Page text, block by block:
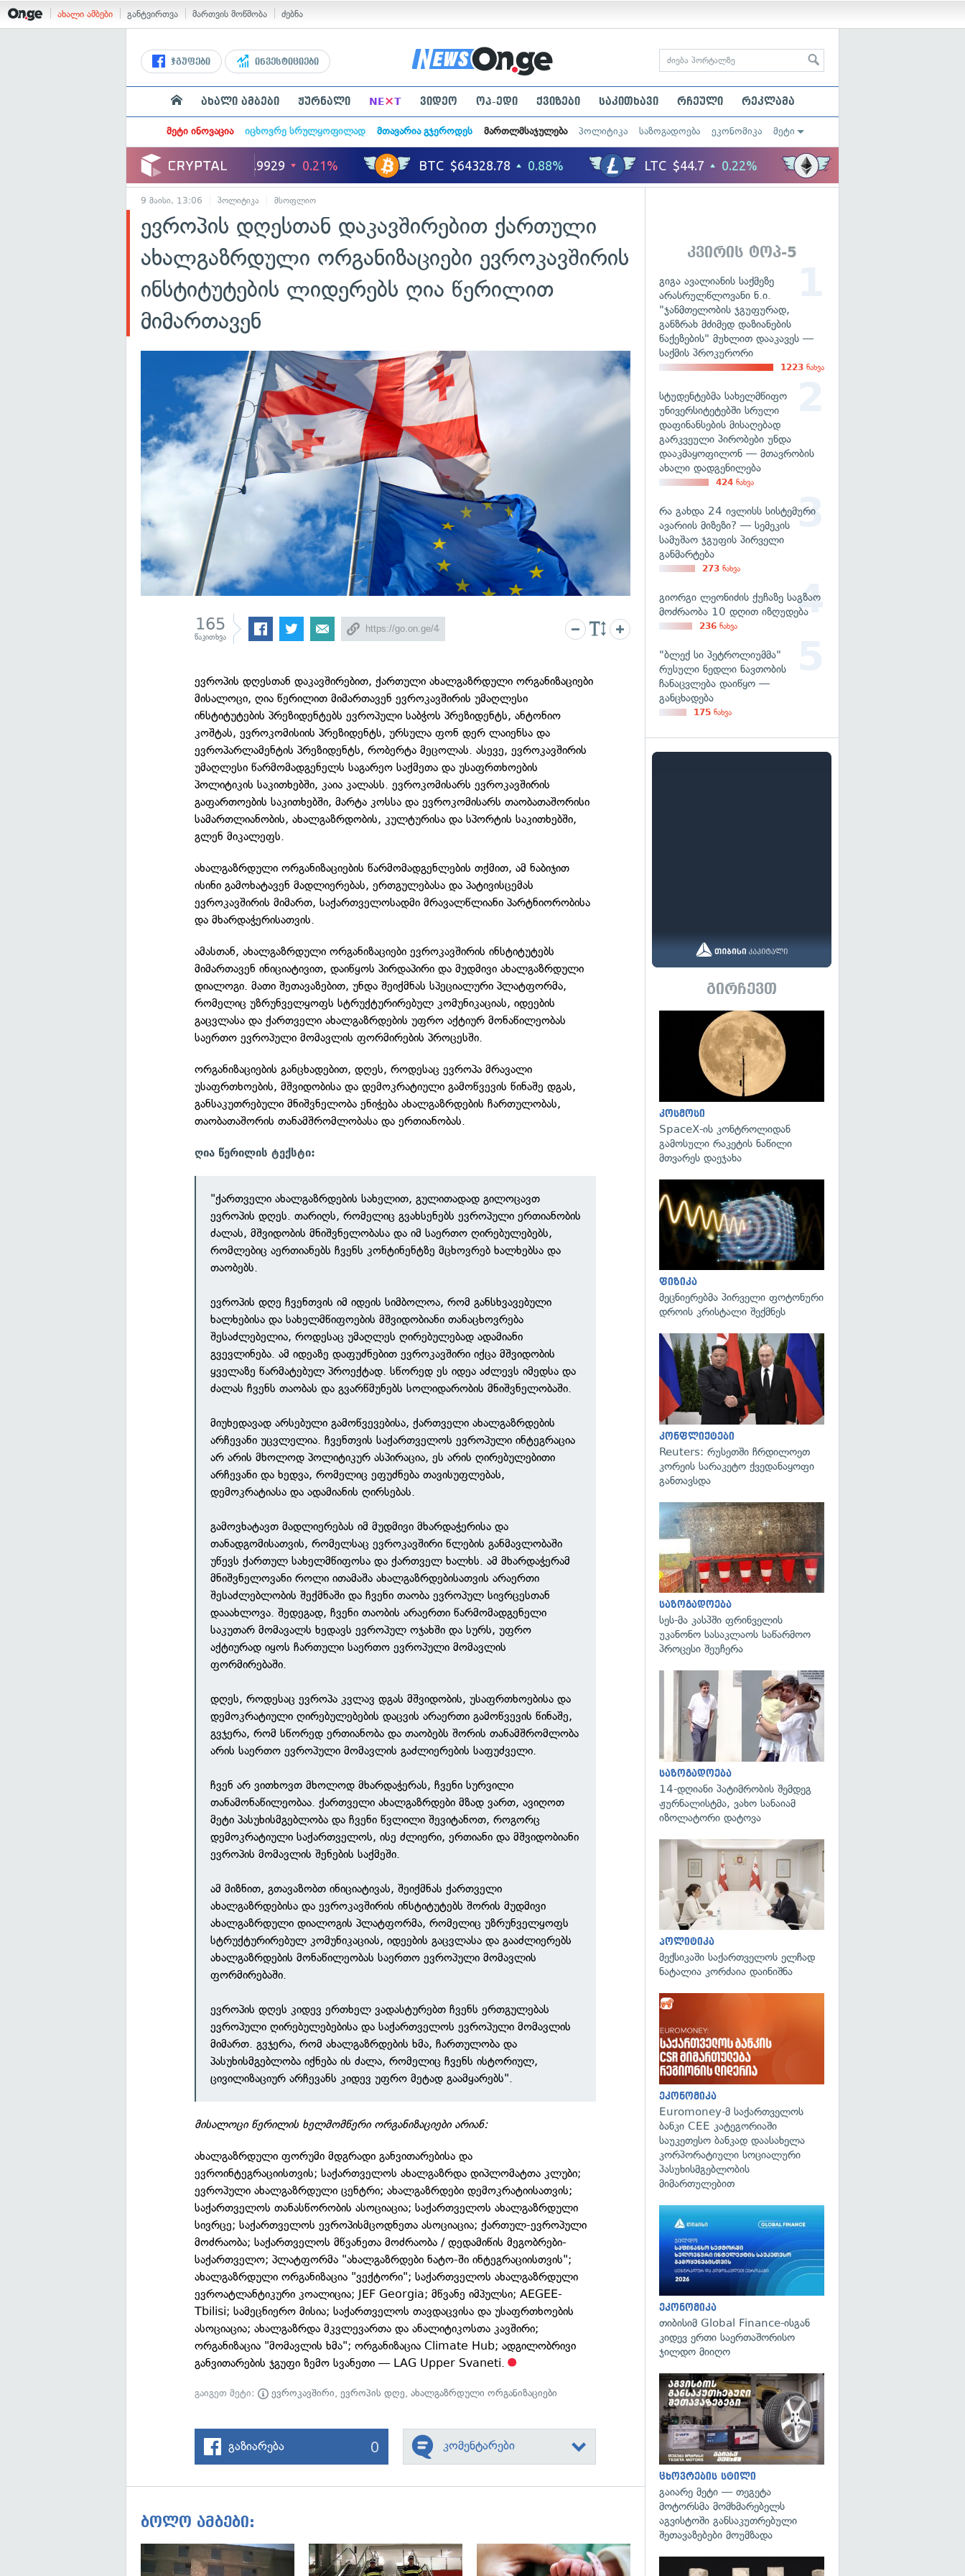
ახალი ამბები განტვირთვა მართვის მოწმობა ძებნა
ჯგუფები ინვესტიციები
ახალი ამბები ჟურნალი NE×T ვიდეო ოპ-ედი ქვიზები საკითხავი რჩეული რეკლამა
მეტი ინოვაცია იცხოვრე სრულყოფილად მთავარია გჯეროდეს მართლმსაჯულება პოლიტიკა საზოგადოება ეკონომიკა მეტი
9 მაისი, 13:06 პოლიტიკა მსოფლიო
ევროპის დღესთან დაკავშირებით ქართული
ახალგაზრდული ორგანიზაციები ევროკავშირის
ინსტიტუტების ლიდერებს ღია წერილით
მიმართავენ
165
წაკითხვა
ევროპის დღესთან დაკავშირებით, ქართული ახალგაზრდული ორგანიზაციები
მისალოცი, ღია წერილით მიმართავენ ევროკავშირის უმაღლესი
ინსტიტუტების პრეზიდენტებს ევროპული საბჭოს პრეზიდენტს, ანტონიო
კოშტას, ევროკომისიის პრეზიდენტს, ურსულა ფონ დერ ლაიენსა და
ევროპარლამენტის პრეზიდენტს, რობერტა მეცოლას. ასევე, ევროკავშირის
უმაღლესი წარმომადგენელს საგარეო საქმეთა და უსაფრთხოების
პოლიტიკის საკითხებში, კაია კალასს. ევროკომისარს ევროკავშირის
გაფართოების საკითხებში, მარტა კოსსა და ევროკომისარს თაობათაშორისი
სამართლიანობის, ახალგაზრდობის, კულტურისა და სპორტის საკითხებში,
გლენ მიკალეფს.
ახალგაზრდული ორგანიზაციების წარმომადგენლების თქმით, ამ ნაბიჯით
ისინი გამოხატავენ მადლიერებას, ერთგულებასა და პატივისცემას
ევროკავშირის მიმართ, საქართველოსადმი მრავალწლიანი პარტნიორობისა
და მხარდაჭერისათვის.
ამასთან, ახალგაზრდული ორგანიზაციები ევროკავშირის ინსტიტუტებს
მიმართავენ ინიციატივით, დაიწყოს პირდაპირი და მუდმივი ახალგაზრდული
დიალოგი. მათი შეთავაზებით, უნდა შეიქმნას სპეციალური პლატფორმა,
რომელიც უზრუნველყოფს სტრუქტურირებულ კომუნიკაციას, იდეების
გაცვლასა და ქართველი ახალგაზრდების უფრო აქტიურ მონაწილეობას
საერთო ევროპული მომავლის ფორმირების პროცესში.
ორგანიზაციების განცხადებით, დღეს, როდესაც ევროპა მრავალი
უსაფრთხოების, მშვიდობისა და დემოკრატიული გამოწვევის წინაშე დგას,
განსაკუთრებული მნიშვნელობა ენიჭება ახალგაზრდების ჩართულობას,
თაობათაშორის თანამშრომლობასა და ერთიანობას.
ღია წერილის ტექსტი:
"ქართველი ახალგაზრდების სახელით, გულითადად გილოცავთ
ევროპის დღეს. თარიღს, რომელიც გვახსენებს ევროპული ერთიანობის
ძალას, მშვიდობის მნიშვნელობასა და იმ საერთო ღირებულებებს,
რომლებიც აერთიანებს ჩვენს კონტინენტზე მცხოვრებ ხალხებსა და
თაობებს.
ევროპის დღე ჩვენთვის იმ იდეის სიმბოლოა, რომ განსხვავებული
ხალხებისა და სახელმწიფოების მშვიდობიანი თანაცხოვრება
შესაძლებელია, როდესაც უმაღლეს ღირებულებად ადამიანი
გვევლინება. ამ იდეაზე დაფუძნებით ევროკავშირი იქცა მშვიდობის
ყველაზე წარმატებულ პროექტად. სწორედ ეს იდეა აძლევს იმედსა და
ძალას ჩვენს თაობას და გვარწმუნებს სოლიდარობის მნიშვნელობაში.
მიუხედავად არსებული გამოწვევებისა, ქართველი ახალგაზრდების
არჩევანი უცვლელია. ჩვენთვის საქართველოს ევროპული ინტეგრაცია
არ არის მხოლოდ პოლიტიკურ ასპირაცია, ეს არის ღირებულებითი
არჩევანი და ხედვა, რომელიც ეფუძნება თავისუფლებას,
დემოკრატიასა და ადამიანის ღირსებას.
გამოვხატავთ მადლიერებას იმ მუდმივი მხარდაჭერისა და
თანადგომისათვის, რომელსაც ევროკავშირი წლების განმავლობაში
უწევს ქართულ სახელმწიფოსა და ქართველ ხალხს. ამ მხარდაჭერამ
მნიშვნელოვანი როლი ითამაშა ახალგაზრდებისათვის არაერთი
შესაძლებლობის შექმნაში და ჩვენი თაობა ევროპულ სივრცესთან
დააახლოვა. შედეგად, ჩვენი თაობის არაერთი წარმომადგენელი
საკუთარ მომავალს ხედავს ევროპულ ოჯახში და სურს, უფრო
აქტიურად იყოს ჩართული საერთო ევროპული მომავლის
ფორმირებაში.
დღეს, როდესაც ევროპა კვლავ დგას მშვიდობის, უსაფრთხოებისა და
დემოკრატიული ღირებულებების დაცვის არაერთი გამოწვევის წინაშე,
გვჯერა, რომ სწორედ ერთიანობა და თაობებს შორის თანამშრომლობა
არის საერთო ევროპული მომავლის გაძლიერების საფუძველი.
ჩვენ არ ვითხოვთ მხოლოდ მხარდაჭერას, ჩვენი სურვილი
თანამონაწილეობაა. ქართველი ახალგაზრდები მზად ვართ, ავიღოთ
მეტი პასუხისმგებლობა და ჩვენი წვლილი შევიტანოთ, როგორც
დემოკრატიული საქართველოს, ისე ძლიერი, ერთიანი და მშვიდობიანი
ევროპის მომავლის შენების საქმეში.
ამ მიზნით, გთავაზობთ ინიციატივას, შეიქმნას ქართველი
ახალგაზრდებისა და ევროკავშირის ინსტიტუტებს შორის მუდმივი
ახალგაზრდული დიალოგის პლატფორმა, რომელიც უზრუნველყოფს
სტრუქტურირებულ კომუნიკაციას, იდეების გაცვლასა და გააძლიერებს
ახალგაზრდების მონაწილეობას საერთო ევროპული მომავლის
ფორმირებაში.
ევროპის დღეს კიდევ ერთხელ ვადასტურებთ ჩვენს ერთგულებას
ევროპული ღირებულებებისა და საქართველოს ევროპული მომავლის
მიმართ. გვჯერა, რომ ახალგაზრდების ხმა, ჩართულობა და
პასუხისმგებლობა იქნება ის ძალა, რომელიც ჩვენს ისტორიულ,
ცივილიზაციურ არჩევანს კიდევ უფრო მეტად გაამყარებს".
მისალოცი წერილის ხელმომწერი ორგანიზაციები არიან:
ახალგაზრდული ფორუმი მდგრადი განვითარებისა და
ევროინტეგრაციისთვის; საქართველოს ახალგაზრდა დიპლომატთა კლუბი;
ევროპული ახალგაზრდული ცენტრი; ახალგაზრდები დემოკრატიისათვის;
საქართველოს თანასწორობის ასოციაცია; საქართველოს ახალგაზრდული
სივრცე; საქართველოს ევროპისმცოდნეთა ასოციაცია; ქართულ-ევროპული
მოძრაობა; საქართველოს მწვანეთა მოძრაობა / დედამიწის მეგობრები-
საქართველო; პლატფორმა "ახალგაზრდები ნატო-ში ინტეგრაციისთვის";
ახალგაზრდული ორგანიზაცია "ვექტორი"; საქართველოს ახალგაზრდული
ევროატლანტიკური კოალიცია; JEF Georgia; მწვანე იმპულსი; AEGEE-
Tbilisi; სამეცნიერო მისია; საქართველოს თავდაცვისა და უსაფრთხოების
ასოციაცია; ახალგაზრდა მკვლევართა და ანალიტიკოსთა კავშირი;
ორგანიზაცია "მომავლის ხმა"; ორგანიზაცია Climate Hub; ადგილობრივი
განვითარების ჯგუფი ზემო სვანეთი — LAG Upper Svaneti.
გაიგეთ მეტი: ევროკავშირი,ევროპის დღე,ახალგაზრდული ორგანიზაციები
გაზიარება 0 კომენტარები
ბოლო ამბები:
გადახედვა გადახედვა გადახედვა
კვირის ტოპ-5
გიგა ავალიანის საქმეზე
არასრულწლოვანი ნ.ი.
"ჯანმთელობის ჯგუფურად,
განზრახ მძიმედ დაზიანების
წაქეზების" მუხლით დააკავეს —
საქმის პროკურორი
1223 ნახვა
სტუდენტებმა სახელმწიფო
უნივერსიტეტებში სრული
დაფინანსების მისაღებად
გარკვეული პირობები უნდა
დააკმაყოფილონ — მთავრობის
ახალი დადგენილება
424 ნახვა
რა გახდა 24 ივლისს სისტემური
ავარიის მიზეზი? — სემეკის
სამუშაო ჯგუფის პირველი
განმარტება
273 ნახვა
გიორგი ლეონიძის ქუჩაზე საგზაო
მოძრაობა 10 დღით იზღუდება
236 ნახვა
"ბლექ სი პეტროლიუმმა"
რუსული ნედლი ნავთობის
ჩანაცვლება დაიწყო —
განცხადება
175 ნახვა
გირჩევთ
კოსმოსი
SpaceX-ის კონტროლიდან
გამოსული რაკეტის ნაწილი
მთვარეს დაეჯახა
ფიზიკა
მეცნიერებმა პირველი ფოტონური
დროის კრისტალი შექმნეს
კონფლიქტები
Reuters: რუსეთში ჩრდილოეთ
კორეის სარაკეტო ქვედანაყოფი
განთავსდა
საზოგადოება
სეს-მა კასპში ფრინველის
უკანონო სასაკლაოს საწარმოო
პროცესი შეუჩერა
საზოგადოება
14-დღიანი პატიმრობის შემდეგ
ჟურნალისტმა, ვახო სანაიამ
იზოლატორი დატოვა
პოლიტიკა
მექსიკაში საქართველოს ელჩად
ნატალია კორძაია დაინიშნა
ეკონომიკა
Euromoney-მ საქართველოს
ბანკი CEE კატეგორიაში
საუკეთესო ბანკად დაასახელა
კორპორატიული სოციალური
პასუხისმგებლობის
მიმართულებით
ეკონომიკა
თიბისიმ Global Finance-ისგან
კიდევ ერთი საერთაშორისო
ჯილდო მიიღო
ცხოვრების სტილი
გაიარე მეტი — თეგეტა
მოტორსმა მომხმარებელს
აგვისტოში განსაკუთრებული
შეთავაზებები მოუმზადა